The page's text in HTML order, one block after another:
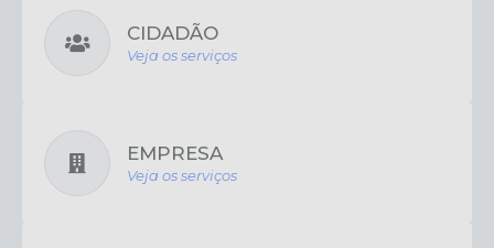
CIDADÃO
Veja os serviços
EMPRESA
Veja os serviços